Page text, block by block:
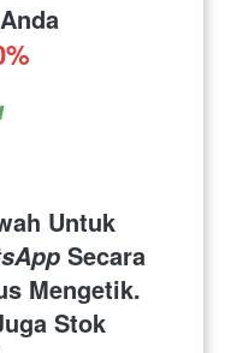
Untuk
Secara
Mengetik.
Stok